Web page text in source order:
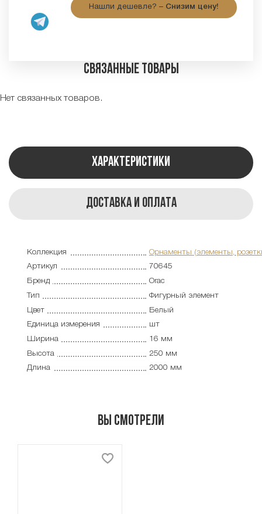
Нашли дешевле? – Снизим цену!
Связанные товары
Нет связанных товаров.
Характеристики
Доставка и оплата
Коллекция
Орнаменты (элементы,
Артикул
70645
Бренд
Orac
Тип
Фигурный элемент
Цвет
Белый
Единица измерения
шт
Ширина
16 мм
Высота
250 мм
Длина
2000 мм
Вы смотрели